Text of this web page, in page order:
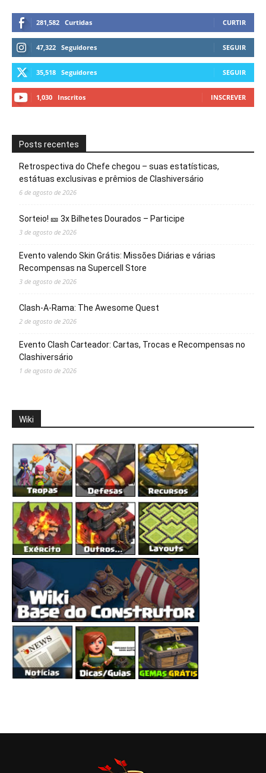
281,582 Curtidas CURTIR
47,322 Seguidores SEGUIR
35,518 Seguidores SEGUIR
1,030 Inscritos INSCREVER
Posts recentes
Retrospectiva do Chefe chegou – suas estatísticas,
estátuas exclusivas e prêmios de Clashiversário
6 de agosto de 2026
Sorteio! 🎫 3x Bilhetes Dourados – Participe
3 de agosto de 2026
Evento valendo Skin Grátis: Missões Diárias e várias
Recompensas na Supercell Store
3 de agosto de 2026
Clash-A-Rama: The Awesome Quest
2 de agosto de 2026
Evento Clash Carteador: Cartas, Trocas e Recompensas no
Clashiversário
1 de agosto de 2026
Wiki